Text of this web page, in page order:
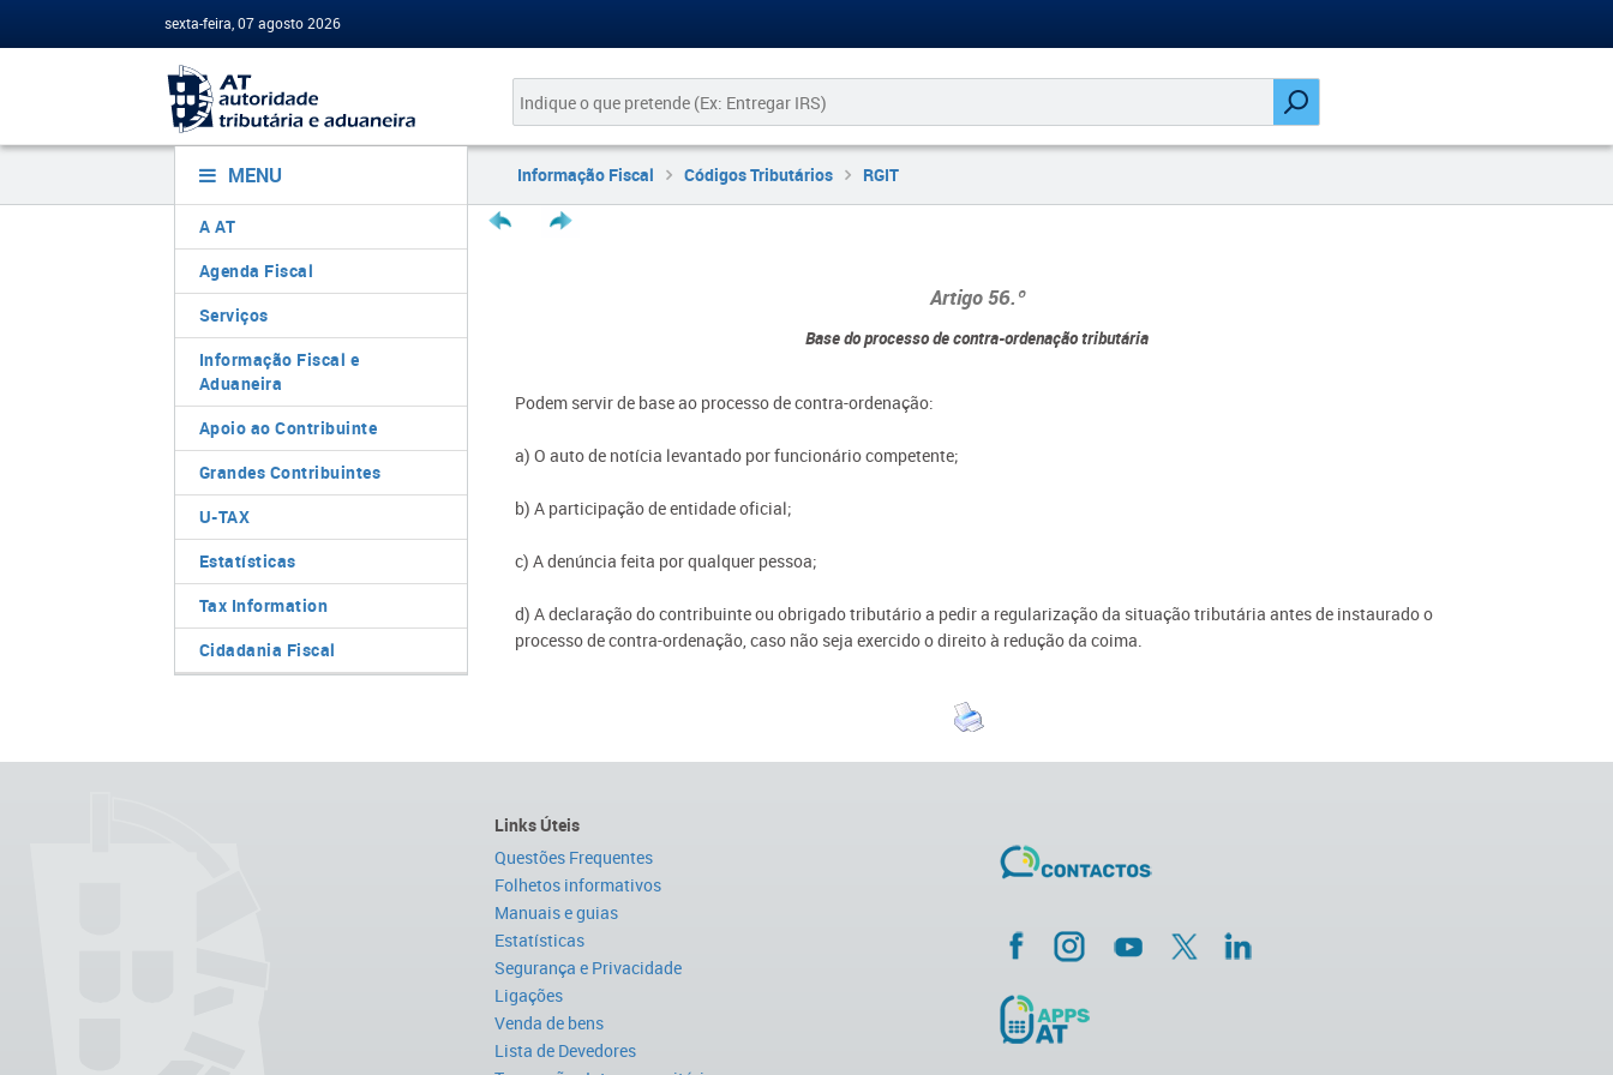
sexta-feira, 07 agosto 2026
MENU
A AT
Agenda Fiscal
Serviços
Informação Fiscal e
Aduaneira
Apoio ao Contribuinte
Grandes Contribuintes
U-TAX
Estatísticas
Tax Information
Cidadania Fiscal
Informação Fiscal Códigos Tributários RGIT
Artigo 56.º
Base do processo de contra-ordenação tributária
Podem servir de base ao processo de contra-ordenação:
a) O auto de notícia levantado por funcionário competente;
b) A participação de entidade oficial;
c) A denúncia feita por qualquer pessoa;
d) A declaração do contribuinte ou obrigado tributário a pedir a regularização da situação tributária antes de instaurado o
processo de contra-ordenação, caso não seja exercido o direito à redução da coima.
Links Úteis
Questões Frequentes
Folhetos informativos
Manuais e guias
Estatísticas
Segurança e Privacidade
Ligações
Venda de bens
Lista de Devedores